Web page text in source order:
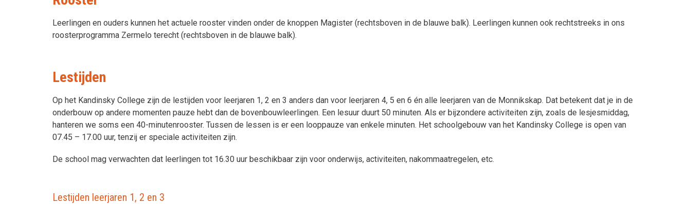
Leerlingen en ouders kunnen het actuele rooster vinden onder de knoppen Magister (rechtsboven in de blauwe balk). Leerlingen kunnen ook rechtstreeks in ons
roosterprogramma Zermelo terecht (rechtsboven in de blauwe balk).
Lestijden
Op het Kandinsky College zijn de lestijden voor leerjaren 1, 2 en 3 anders dan voor leerjaren 4, 5 en 6 én alle leerjaren van de Monnikskap. Dat betekent dat je in de
onderbouw op andere momenten pauze hebt dan de bovenbouwleerlingen. Een lesuur duurt 50 minuten. Als er bijzondere activiteiten zijn, zoals de lesjesmiddag,
hanteren we soms een 40-minutenrooster. Tussen de lessen is er een looppauze van enkele minuten. Het schoolgebouw van het Kandinsky College is open van
07.45 – 17.00 uur, tenzij er speciale activiteiten zijn.
De school mag verwachten dat leerlingen tot 16.30 uur beschikbaar zijn voor onderwijs, activiteiten, nakommaatregelen, etc.
Lestijden leerjaren 1, 2 en 3